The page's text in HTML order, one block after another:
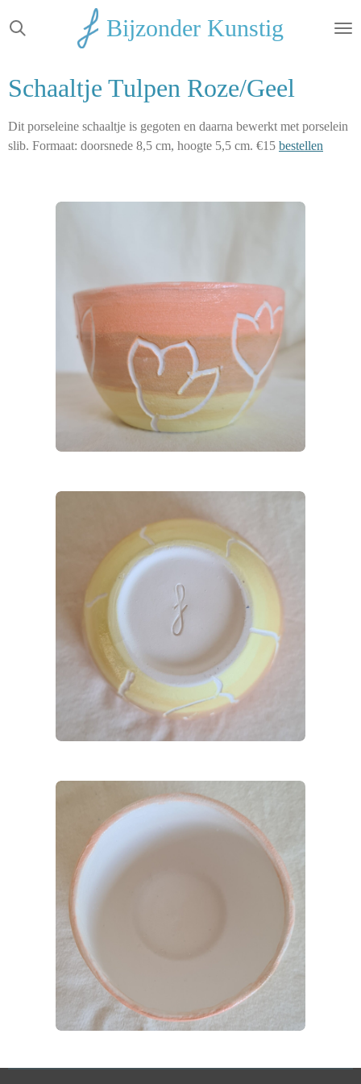
Ga
direct
hoofdinhoud
Bijzonder Kunstig
Schaaltje Tulpen Roze/Geel
Dit porseleine schaaltje is gegoten en daarna bewerkt met porselein
slib. Formaat: doorsnede 8,5 cm, hoogte 5,5 cm. €15 bestellen